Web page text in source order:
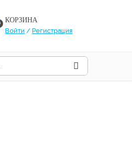
КОРЗИНА
Войти / Регистрация